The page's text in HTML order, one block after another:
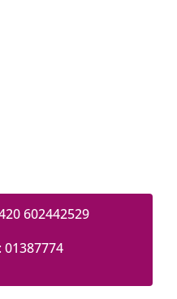
602442529
01387774